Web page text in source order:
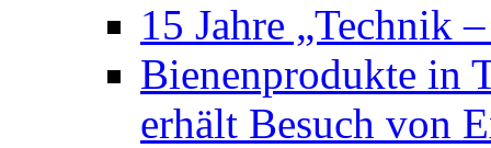
15 Jahre „Technik
Bienenprodukte in
erhält Besuch von